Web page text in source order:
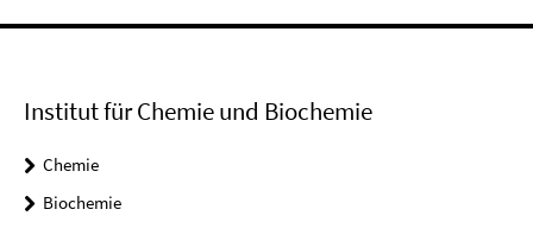
Institut für Chemie und Biochemie
Chemie
Biochemie